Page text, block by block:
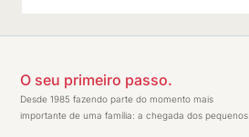
O seu primeiro passo.
Desde 1985 fazendo parte do momento mais
importante de uma família: a chegada dos pequenos.